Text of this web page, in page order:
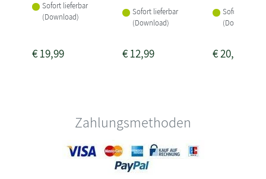
Sofort lieferbar
(Download)
€19,99
Sofort lieferbar
(Download)
€12,99
Sofort
(Download)
€20,99
Zahlungsmethoden